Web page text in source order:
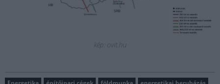
kép: ovit.hu